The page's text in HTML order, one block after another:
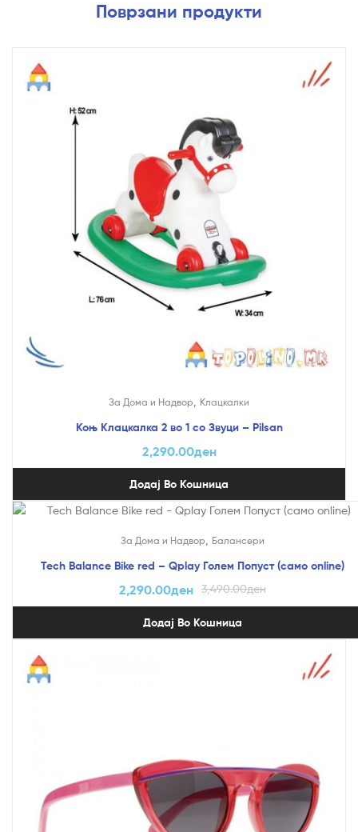
Поврзани продукти
За Дома и Надвор Клацкалки
Коњ Клацкалка 2 во 1 со Звуци – Pilsan
2,290.00ден
Додај Во Кошница
За Дома и Надвор Балансери
Tech Balance Bike red – Qplay Голем Попуст (само online)
3,490.00ден
2,290.00ден
Додај Во Кошница